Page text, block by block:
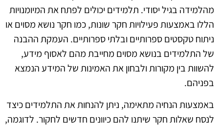
מהלמידה בגיל יסודי. תלמידים יכולים לפתח את המיומנויות
הללו באמצעות פעילויות חקר שונות, כמו חקר נושא מסוים או
ניתוח טקסטים ספרותיים ובלתי ספרותיים. העמקת ההבנה
של התלמידים בנושא מסוים מחייבת מהם לאסוף מידע,
להשוות בין מקורות ולבחון את האמינות של המידע הנמצא
בפניהם.
באמצעות הנחיה מתאימה, ניתן להנחות את התלמידים כיצד
לנסח שאלות חקר שיתנו להם כיוונים חדשים לחקור. לדוגמה,